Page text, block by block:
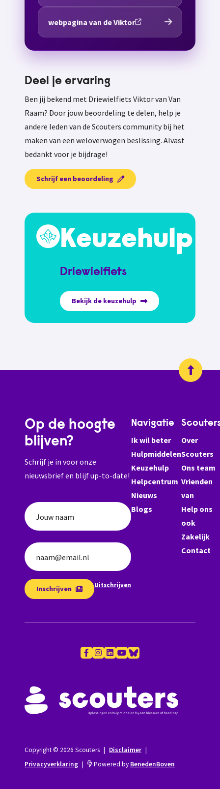
webpagina van de Viktor
Deel je ervaring
Ben jij bekend met Driewielfiets Viktor van Van
Raam? Door jouw beoordeling te delen, help je
andere leden van de Scouters community bij het
maken van een weloverwogen beslissing. Alvast
bedankt voor je bijdrage!
Schrijf een beoordeling
Keuzehulp
Driewielfiets
Bekijk de keuzehulp
Op de hoogte
blijven?
Schrijf je in voor onze
nieuwsbrief en blijf up-to-date!
Jouw naam
naam@email.nl
Inschrijven Uitschrijven
Navigatie
Ik wil beter
Hulpmiddelen
Keuzehulp
Helpcentrum
Nieuws
Blogs
Over
Scouters
Ons team
Vrienden
van
Help ons
ook
Zakelijk
Contact
Copyright © 2026 Scouters | Disclaimer |
Privacyverklaring | Powered by BenedenBoven